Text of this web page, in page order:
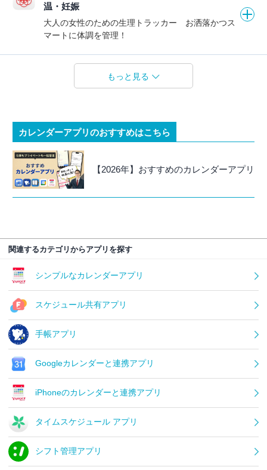
温・妊娠
大人の女性のための生理トラッカー お洒落かつス
マートに体調を管理！
もっと見る
カレンダーアプリのおすすめはこちら
【2026年】おすすめのカレンダーアプリ
関連するカテゴリからアプリを探す
シンプルなカレンダーアプリ
スケジュール共有アプリ
手帳アプリ
Googleカレンダーと連携アプリ
iPhoneのカレンダーと連携アプリ
タイムスケジュール アプリ
シフト管理アプリ